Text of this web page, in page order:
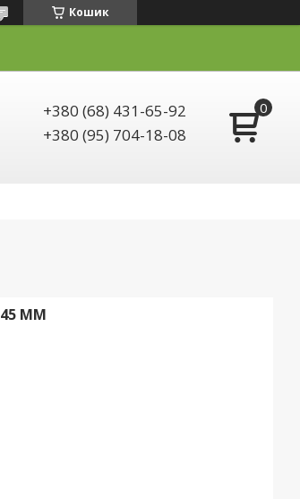
Кошик
+380 (68) 431-65-92
+380 (95) 704-18-08
45 ММ